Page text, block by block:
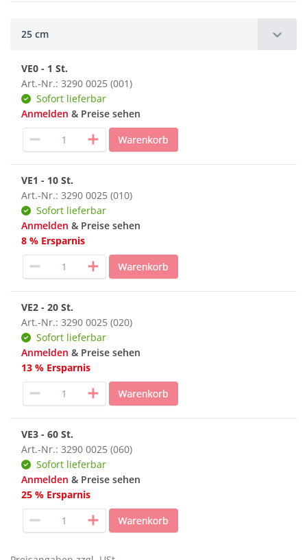
25 cm
VE0 - 1 St.
Art.-Nr.: 3290 0025 (001)
Sofort lieferbar
Anmelden & Preise sehen
VE1 - 10 St.
Art.-Nr.: 3290 0025 (010)
Sofort lieferbar
Anmelden & Preise sehen
8 % Ersparnis
VE2 - 20 St.
Art.-Nr.: 3290 0025 (020)
Sofort lieferbar
Anmelden & Preise sehen
13 % Ersparnis
VE3 - 60 St.
Art.-Nr.: 3290 0025 (060)
Sofort lieferbar
Anmelden & Preise sehen
25 % Ersparnis